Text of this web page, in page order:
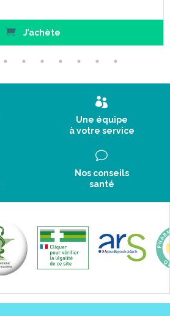
J’achète
Une équipe
à votre service
Nos conseils
santé